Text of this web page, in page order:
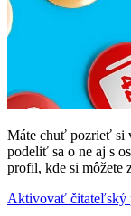
Máte chuť pozrieť si
podeliť sa o ne aj s
profil, kde si môžete
Aktivovať čitateľský